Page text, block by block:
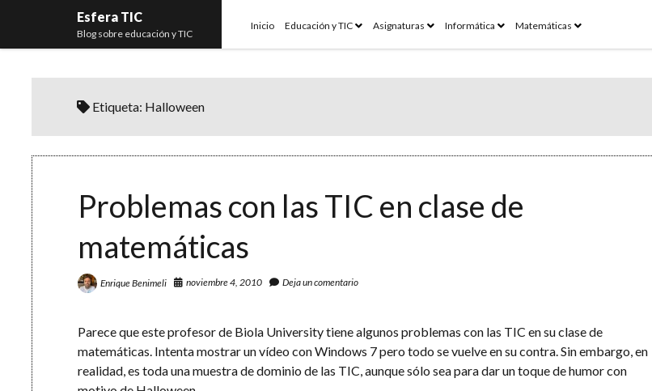
Esfera TIC
Blog sobre educación y TIC
Inicio Educación y TIC openAsignaturas openInformática openMatemáticas open
Etiqueta: Halloween
Problemas con las TIC en clase de
matemáticas
Enrique Benimeli noviembre 4, 2010 Deja un comentario
Parece que este profesor de Biola University tiene algunos problemas con las TIC en su clase de
matemáticas. Intenta mostrar un vídeo con Windows 7 pero todo se vuelve en su contra. Sin embargo, en
realidad, es toda una muestra de dominio de las TIC, aunque sólo sea para dar un toque de humor con